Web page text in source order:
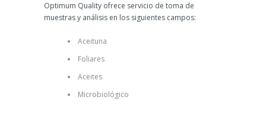
Optimum Quality ofrece servicio de toma de
muestras y análisis en los siguientes campos:
Aceituna
Foliares
Aceites
Microbiológico